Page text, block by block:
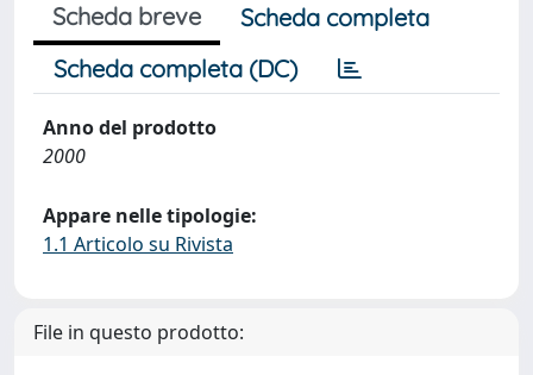
Scheda breve
Scheda completa
Scheda completa (DC)
Anno del prodotto
2000
Appare nelle tipologie:
1.1 Articolo su Rivista
File in questo prodotto: